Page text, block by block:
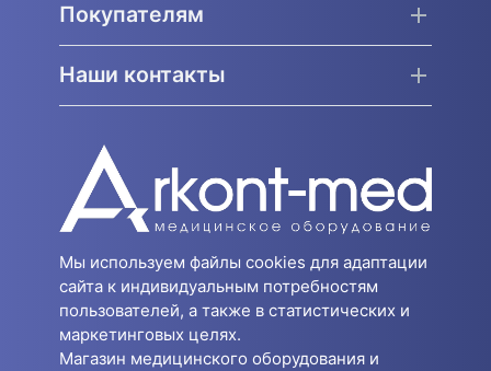
Покупателям
Наши контакты
Мы используем файлы cookies для адаптации
сайта к индивидуальным потребностям
пользователей, а также в статистических и
маркетинговых целях.
Магазин медицинского оборудования и